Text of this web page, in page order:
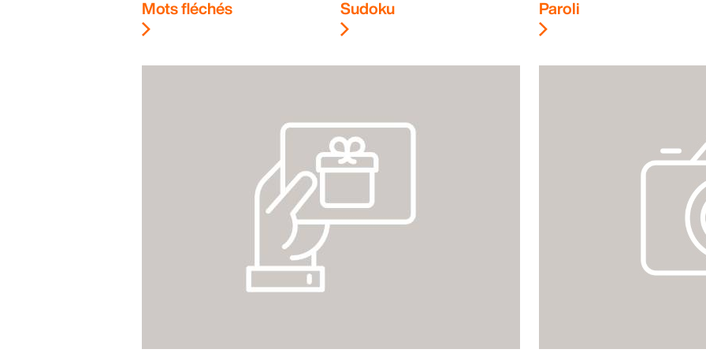
Mots fléchés Sudoku Paroli